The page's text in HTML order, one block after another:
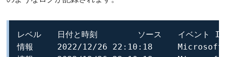
レベル	日付と時刻	ソース	イベント ID	タスクのカテゴリ
情報	2022/12/26 22:10:18	Microsoft-Windows-DriverFrameworks-UserMode	2101	Pnp or Power Management operation to a particular device.	デバイス SWD\WPDBUSENUM\_??_USBSTOR#DISK&VEN_TDKMEDIA&PROD_TRANSIT&REV_PMAP#07A30203AD5EF1AA&0#{53F56307-B6BF-11D0-94F2-00A0C91EFB8B} の Pnp または電源操作 (27、20) を状態 0x0 で完了しました。
情報	2022/12/26 22:10:18	Microsoft-Windows-DriverFrameworks-UserMode	2106	Pnp or Power Management operation to a particular device.	下位ドライバーによって状態 0x0 で完了した、デバイス SWD\WPDBUSENUM\_??_USBSTOR#DISK&VEN_TDKMEDIA&PROD_TRANSIT&REV_PMAP#07A30203AD5EF1AA&0#{53F56307-B6BF-11D0-94F2-00A0C91EFB8B} の Pnp または電源操作 (27、20) を受信しました。
情報	2022/12/26 22:10:18	Microsoft-Windows-DriverFrameworks-UserMode	2105	Pnp or Power Management operation to a particular device.	デバイス SWD\WPDBUSENUM\_??_USBSTOR#DISK&VEN_TDKMEDIA&PROD_TRANSIT&REV_PMAP#07A30203AD5EF1AA&0#{53F56307-B6BF-11D0-94F2-00A0C91EFB8B} の Pnp または電源操作 (27、20) を、下位ドライバーに状態 0xC00000BB で転送しました。
情報	2022/12/26 22:10:18	Microsoft-Windows-DriverFrameworks-UserMode	2100	Pnp or Power Management operation to a particular device.	デバイス SWD\WPDBUSENUM\_??_USBSTOR#DISK&VEN_TDKMEDIA&PROD_TRANSIT&REV_PMAP#07A30203AD5EF1AA&0#{53F56307-B6BF-11D0-94F2-00A0C91EFB8B} の Pnp または電源操作 (27、20) を受信しました。
情報	2022/12/26 22:10:18	Microsoft-Windows-DriverFrameworks-UserMode	2101	Pnp or Power Management operation to a particular device.	デバイス SWD\WPDBUSENUM\_??_USBSTOR#DISK&VEN_TDKMEDIA&PROD_TRANSIT&REV_PMAP#07A30203AD5EF1AA&0#{53F56307-B6BF-11D0-94F2-00A0C91EFB8B} の Pnp または電源操作 (27、9) を状態 0x0 で完了しました。
情報	2022/12/26 22:10:18	Microsoft-Windows-DriverFrameworks-UserMode	2106	Pnp or Power Management operation to a particular device.	下位ドライバーによって状態 0x0 で完了した、デバイス SWD\WPDBUSENUM\_??_USBSTOR#DISK&VEN_TDKMEDIA&PROD_TRANSIT&REV_PMAP#07A30203AD5EF1AA&0#{53F56307-B6BF-11D0-94F2-00A0C91EFB8B} の Pnp または電源操作 (27、9) を受信しました。
情報	2022/12/26 22:10:18	Microsoft-Windows-DriverFrameworks-UserMode	2105	Pnp or Power Management operation to a particular device.	デバイス SWD\WPDBUSENUM\_??_USBSTOR#DISK&VEN_TDKMEDIA&PROD_TRANSIT&REV_PMAP#07A30203AD5EF1AA&0#{53F56307-B6BF-11D0-94F2-00A0C91EFB8B} の Pnp または電源操作 (27、9) を、下位ドライバーに状態 0xC00000BB で転送しました。
情報	2022/12/26 22:10:18	Microsoft-Windows-DriverFrameworks-UserMode	2100	Pnp or Power Management operation to a particular device.	デバイス SWD\WPDBUSENUM\_??_USBSTOR#DISK&VEN_TDKMEDIA&PROD_TRANSIT&REV_PMAP#07A30203AD5EF1AA&0#{53F56307-B6BF-11D0-94F2-00A0C91EFB8B} の Pnp または電源操作 (27、9) を受信しました。
情報	2022/12/26 22:10:18	Microsoft-Windows-DriverFrameworks-UserMode	2101	Pnp or Power Management operation to a particular device.	デバイス SWD\WPDBUSENUM\_??_USBSTOR#DISK&VEN_TDKMEDIA&PROD_TRANSIT&REV_PMAP#07A30203AD5EF1AA&0#{53F56307-B6BF-11D0-94F2-00A0C91EFB8B} の Pnp または電源操作 (27、0) を状態 0x0 で完了しました。
情報	2022/12/26 22:10:18	Microsoft-Windows-DriverFrameworks-UserMode	2106	Pnp or Power Management operation to a particular device.	下位ドライバーによって状態 0x0 で完了した、デバイス SWD\WPDBUSENUM\_??_USBSTOR#DISK&VEN_TDKMEDIA&PROD_TRANSIT&REV_PMAP#07A30203AD5EF1AA&0#{53F56307-B6BF-11D0-94F2-00A0C91EFB8B} の Pnp または電源操作 (27、0) を受信しました。
情報	2022/12/26 22:10:18	Microsoft-Windows-DriverFrameworks-UserMode	2105	Pnp or Power Management operation to a particular device.	デバイス SWD\WPDBUSENUM\_??_USBSTOR#DISK&VEN_TDKMEDIA&PROD_TRANSIT&REV_PMAP#07A30203AD5EF1AA&0#{53F56307-B6BF-11D0-94F2-00A0C91EFB8B} の Pnp または電源操作 (27、0) を、下位ドライバーに状態 0xC00000BB で転送しました。
情報	2022/12/26 22:10:18	Microsoft-Windows-DriverFrameworks-UserMode	2100	Pnp or Power Management operation to a particular device.	デバイス SWD\WPDBUSENUM\_??_USBSTOR#DISK&VEN_TDKMEDIA&PROD_TRANSIT&REV_PMAP#07A30203AD5EF1AA&0#{53F56307-B6BF-11D0-94F2-00A0C91EFB8B} の Pnp または電源操作 (27、0) を受信しました。
詳細	2022/12/26 22:10:18	Microsoft-Windows-DriverFrameworks-UserMode	2006	Loading drivers to control a newly discovered device.	UMDF ホストにより、ドライバーがレベル 0 で正常に読み込まれました。
詳細	2022/12/26 22:10:18	Microsoft-Windows-DriverFrameworks-UserMode	2005	Loading drivers to control a newly discovered device.	UMDF ホスト プロセス ({11d37de5-351b-4a7d-bbcd-9b2b977375f5}) により、デバイス SWD\WPDBUSENUM\_??_USBSTOR#DISK&VEN_TDKMEDIA&PROD_TRANSIT&REV_PMAP#07A30203AD5EF1AA&0#{53F56307-B6BF-11D0-94F2-00A0C91EFB8B} のドライバーの読み込み中にモジュール C:\Windows\System32\WUDFx.dll が読み込まれました。
詳細	2022/12/26 22:10:18	Microsoft-Windows-DriverFrameworks-UserMode	2005	Loading drivers to control a newly discovered device.	UMDF ホスト プロセス ({11d37de5-351b-4a7d-bbcd-9b2b977375f5}) により、デバイス SWD\WPDBUSENUM\_??_USBSTOR#DISK&VEN_TDKMEDIA&PROD_TRANSIT&REV_PMAP#07A30203AD5EF1AA&0#{53F56307-B6BF-11D0-94F2-00A0C91EFB8B} のドライバーの読み込み中にモジュール C:\WINDOWS\SYSTEM32\WMASF.DLL が読み込まれました。
詳細	2022/12/26 22:10:18	Microsoft-Windows-DriverFrameworks-UserMode	2005	Loading drivers to control a newly discovered device.	UMDF ホスト プロセス ({11d37de5-351b-4a7d-bbcd-9b2b977375f5}) により、デバイス SWD\WPDBUSENUM\_??_USBSTOR#DISK&VEN_TDKMEDIA&PROD_TRANSIT&REV_PMAP#07A30203AD5EF1AA&0#{53F56307-B6BF-11D0-94F2-00A0C91EFB8B} のドライバーの読み込み中にモジュール C:\WINDOWS\SYSTEM32\mfperfhelper.dll が読み込まれました。
詳細	2022/12/26 22:10:18	Microsoft-Windows-DriverFrameworks-UserMode	2005	Loading drivers to control a newly discovered device.	UMDF ホスト プロセス ({11d37de5-351b-4a7d-bbcd-9b2b977375f5}) により、デバイス SWD\WPDBUSENUM\_??_USBSTOR#DISK&VEN_TDKMEDIA&PROD_TRANSIT&REV_PMAP#07A30203AD5EF1AA&0#{53F56307-B6BF-11D0-94F2-00A0C91EFB8B} のドライバーの読み込み中にモジュール C:\WINDOWS\System32\OLEAUT32.dll が読み込まれました。
詳細	2022/12/26 22:10:18	Microsoft-Windows-DriverFrameworks-UserMode	2005	Loading drivers to control a newly discovered device.	UMDF ホスト プロセス ({11d37de5-351b-4a7d-bbcd-9b2b977375f5}) により、デバイス SWD\WPDBUSENUM\_??_USBSTOR#DISK&VEN_TDKMEDIA&PROD_TRANSIT&REV_PMAP#07A30203AD5EF1AA&0#{53F56307-B6BF-11D0-94F2-00A0C91EFB8B} のドライバーの読み込み中にモジュール C:\WINDOWS\SYSTEM32\wmvcore.dll が読み込まれました。
詳細	2022/12/26 22:10:18	Microsoft-Windows-DriverFrameworks-UserMode	2005	Loading drivers to control a newly discovered device.	UMDF ホスト プロセス ({11d37de5-351b-4a7d-bbcd-9b2b977375f5}) により、デバイス SWD\WPDBUSENUM\_??_USBSTOR#DISK&VEN_TDKMEDIA&PROD_TRANSIT&REV_PMAP#07A30203AD5EF1AA&0#{53F56307-B6BF-11D0-94F2-00A0C91EFB8B} のドライバーの読み込み中にモジュール C:\WINDOWS\System32\msvcp_win.dll が読み込まれました。
詳細	2022/12/26 22:10:18	Microsoft-Windows-DriverFrameworks-UserMode	2005	Loading drivers to control a newly discovered device.	UMDF ホスト プロセス ({11d37de5-351b-4a7d-bbcd-9b2b977375f5}) により、デバイス SWD\WPDBUSENUM\_??_USBSTOR#DISK&VEN_TDKMEDIA&PROD_TRANSIT&REV_PMAP#07A30203AD5EF1AA&0#{53F56307-B6BF-11D0-94F2-00A0C91EFB8B} のドライバーの読み込み中にモジュール C:\WINDOWS\System32\gdi32full.dll が読み込まれました。
詳細	2022/12/26 22:10:18	Microsoft-Windows-DriverFrameworks-UserMode	2005	Loading drivers to control a newly discovered device.	UMDF ホスト プロセス ({11d37de5-351b-4a7d-bbcd-9b2b977375f5}) により、デバイス SWD\WPDBUSENUM\_??_USBSTOR#DISK&VEN_TDKMEDIA&PROD_TRANSIT&REV_PMAP#07A30203AD5EF1AA&0#{53F56307-B6BF-11D0-94F2-00A0C91EFB8B} のドライバーの読み込み中にモジュール C:\WINDOWS\System32\GDI32.dll が読み込まれました。
詳細	2022/12/26 22:10:18	Microsoft-Windows-DriverFrameworks-UserMode	2005	Loading drivers to control a newly discovered device.	UMDF ホスト プロセス ({11d37de5-351b-4a7d-bbcd-9b2b977375f5}) により、デバイス SWD\WPDBUSENUM\_??_USBSTOR#DISK&VEN_TDKMEDIA&PROD_TRANSIT&REV_PMAP#07A30203AD5EF1AA&0#{53F56307-B6BF-11D0-94F2-00A0C91EFB8B} のドライバーの読み込み中にモジュール C:\WINDOWS\System32\win32u.dll が読み込まれました。
詳細	2022/12/26 22:10:18	Microsoft-Windows-DriverFrameworks-UserMode	2005	Loading drivers to control a newly discovered device.	UMDF ホスト プロセス ({11d37de5-351b-4a7d-bbcd-9b2b977375f5}) により、デバイス SWD\WPDBUSENUM\_??_USBSTOR#DISK&VEN_TDKMEDIA&PROD_TRANSIT&REV_PMAP#07A30203AD5EF1AA&0#{53F56307-B6BF-11D0-94F2-00A0C91EFB8B} のドライバーの読み込み中にモジュール C:\WINDOWS\System32\USER32.dll が読み込まれました。
詳細	2022/12/26 22:10:18	Microsoft-Windows-DriverFrameworks-UserMode	2005	Loading drivers to control a newly discovered device.	UMDF ホスト プロセス ({11d37de5-351b-4a7d-bbcd-9b2b977375f5}) により、デバイス SWD\WPDBUSENUM\_??_USBSTOR#DISK&VEN_TDKMEDIA&PROD_TRANSIT&REV_PMAP#07A30203AD5EF1AA&0#{53F56307-B6BF-11D0-94F2-00A0C91EFB8B} のドライバーの読み込み中にモジュール c:\windows\system32\drivers\umdf\wpdfs.dll が読み込まれました。
詳細	2022/12/26 22:10:18	Microsoft-Windows-DriverFrameworks-UserMode	2005	Loading drivers to control a newly discovered device.	UMDF ホスト プロセス ({11d37de5-351b-4a7d-bbcd-9b2b977375f5}) により、デバイス NULL のドライバーの読み込み中にモジュール C:\Windows\System32\WUDFx.dll が読み込まれました。
詳細	2022/12/26 22:10:18	Microsoft-Windows-DriverFrameworks-UserMode	2004	Loading drivers to control a newly discovered device.	UMDF ホストにより、ドライバー WpdFs がレベル 0 でデバイス SWD\WPDBUSENUM\_??_USBSTOR#DISK&VEN_TDKMEDIA&PROD_TRANSIT&REV_PMAP#07A30203AD5EF1AA&0#{53F56307-B6BF-11D0-94F2-00A0C91EFB8B} 用に読み込まれています。
情報	2022/12/26 22:10:18	Microsoft-Windows-DriverFrameworks-UserMode	2010	Loading drivers to control a newly discovered device.	UMDF ホスト プロセス ({11d37de5-351b-4a7d-bbcd-9b2b977375f5}) により、デバイス SWD\WPDBUSENUM\_??_USBSTOR#DISK&VEN_TDKMEDIA&PROD_TRANSIT&REV_PMAP#07A30203AD5EF1AA&0#{53F56307-B6BF-11D0-94F2-00A0C91EFB8B} のドライバーが正常に読み込まれました。
情報	2022/12/26 22:10:18	Microsoft-Windows-DriverFrameworks-UserMode	2003	Loading drivers to control a newly discovered device.	UMDF ホスト プロセス ({11d37de5-351b-4a7d-bbcd-9b2b977375f5}) は、デバイス SWD\WPDBUSENUM\_??_USBSTOR#DISK&VEN_TDKMEDIA&PROD_TRANSIT&REV_PMAP#07A30203AD5EF1AA&0#{53F56307-B6BF-11D0-94F2-00A0C91EFB8B} のドライバーを読み込むよう要求されました。
情報	2022/12/26 22:10:18	Microsoft-Windows-DriverFrameworks-UserMode	1004	Creation of a new driver host process.	ホスト プロセス ({11d37de5-351b-4a7d-bbcd-9b2b977375f5}) が正常に開始されました。
情報	2022/12/26 22:10:18	Microsoft-Windows-DriverFrameworks-UserMode	2001	Startup of a new driver host process.	UMDF ホスト プロセス ({11d37de5-351b-4a7d-bbcd-9b2b977375f5}) が正常に開始されました。
情報	2022/12/26 22:10:18	Microsoft-Windows-DriverFrameworks-UserMode	2000	Startup of a new driver host process.	UMDF ホスト プロセス ({11d37de5-351b-4a7d-bbcd-9b2b977375f5}) をスタートアップしています。
情報	2022/12/26 22:10:18	Microsoft-Windows-DriverFrameworks-UserMode	1003	Creation of a new driver host process.	ドライバー マネージャー サービスにより、デバイス SWD.WPDBUSENUM._??_USBSTOR#DISK&VEN_TDKMEDIA&PROD_TRANSIT&REV_PMAP#07A30203AD5EF1AA&0#{53F56307-B6